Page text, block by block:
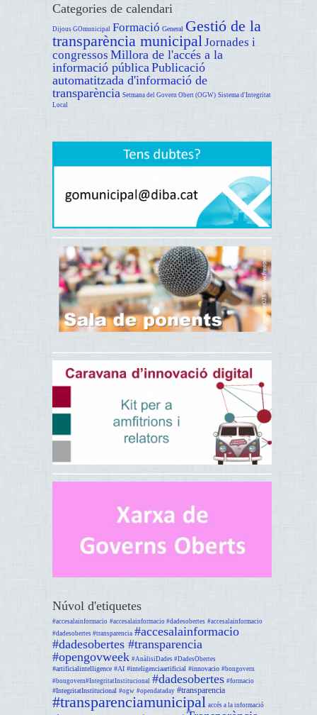
Categories de calendari
Dijous GOmunicipal Formació General Gestió de la
transparència municipal Jornades i
congressos Millora de l'accés a la
informació pública Publicació
automatitzada d'informació de
transparència Setmana del Govern Obert (OGW) Sistema d'Integritat
Local
Núvol d'etiquetes
#accesalainformacio #accesalainformacio #dadesobertes #accesalainformacio
#dadesobertes #transparencia #accesalainformacio
#dadesobertes #transparencia
#opengovweek #AnàlisiDades #DadesObertes
#artificialintelligence #AI #inteligenciaartificial #innovacio #bongovern
#bongovern#IntegritatInstitucional #dadesobertes #formacio
#IntegritatInstitucional #ogw #opendataday #transparencia
#transparenciamunicipal accés a la informació